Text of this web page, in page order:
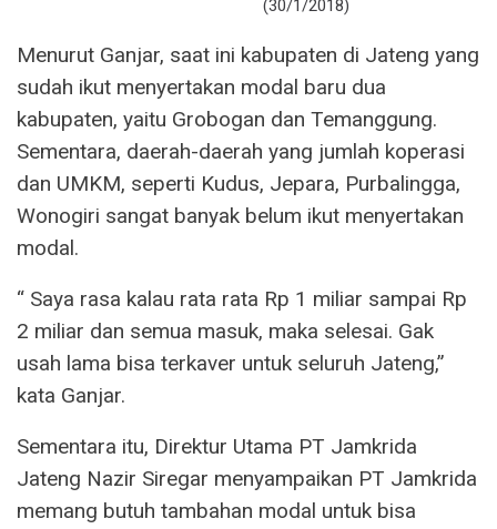
(30/1/2018)
Menurut Ganjar, saat ini kabupaten di Jateng yang
sudah ikut menyertakan modal baru dua
kabupaten, yaitu Grobogan dan Temanggung.
Sementara, daerah-daerah yang jumlah koperasi
dan UMKM, seperti Kudus, Jepara, Purbalingga,
Wonogiri sangat banyak belum ikut menyertakan
modal.
“ Saya rasa kalau rata rata Rp 1 miliar sampai Rp
2 miliar dan semua masuk, maka selesai. Gak
usah lama bisa terkaver untuk seluruh Jateng,”
kata Ganjar.
Sementara itu, Direktur Utama PT Jamkrida
Jateng Nazir Siregar menyampaikan PT Jamkrida
memang butuh tambahan modal untuk bisa